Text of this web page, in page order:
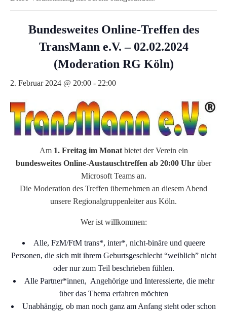
Bundesweites Online-Treffen des
TransMann e.V. – 02.02.2024
(Moderation RG Köln)
2. Februar 2024 @ 20:00 - 22:00
Am 1. Freitag im Monatbietet der Verein ein
bundesweites Online-Austauschtreffen ab 20:00 Uhr über
Microsoft Teams an.
Die Moderation des Treffen übernehmen an diesem Abend
unsere Regionalgruppenleiter aus Köln.
Wer ist willkommen:
Alle, FzM/FtM trans*, inter*, nicht-binäre und queere
Personen, die sich mit ihrem Geburtsgeschlecht “weiblich” nicht
oder nur zum Teil beschrieben fühlen.
Alle Partner*innen, Angehörige und Interessierte, die mehr
über das Thema erfahren möchten
Unabhängig, ob man noch ganz am Anfang steht oder schon